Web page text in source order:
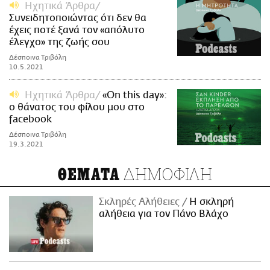
Ηχητικά Άρθρα
Συνειδητοποιώντας ότι δεν θα
έχεις ποτέ ξανά τον «απόλυτο
έλεγχο» της ζωής σου
Δέσποινα Τριβόλη
10.5.2021
Ηχητικά Άρθρα
«Οn this day»:
ο θάνατος του φίλου μου στο
facebook
Δέσποινα Τριβόλη
19.3.2021
ΘΕΜΑΤΑ ΔΗΜΟΦΙΛΗ
Σκληρές Αλήθειες
H σκληρή
αλήθεια για τον Πάνο Βλάχο